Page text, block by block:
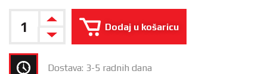
Dodaj u košaricu
Dostava: 3-5 radnih dana